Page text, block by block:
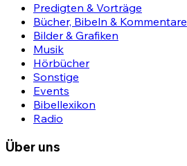
Predigten & Vorträge
Bücher, Bibeln & Kommentare
Bilder & Grafiken
Musik
Hörbücher
Sonstige
Events
Bibellexikon
Radio
Über uns